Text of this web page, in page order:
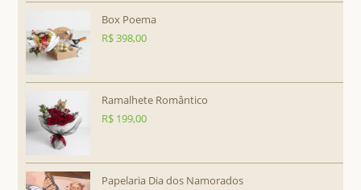
Box Poema
R$398,00
Ramalhete Romântico
R$ 199,00
Papelaria Dia dos Namorados